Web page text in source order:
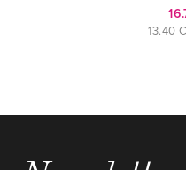
13.40